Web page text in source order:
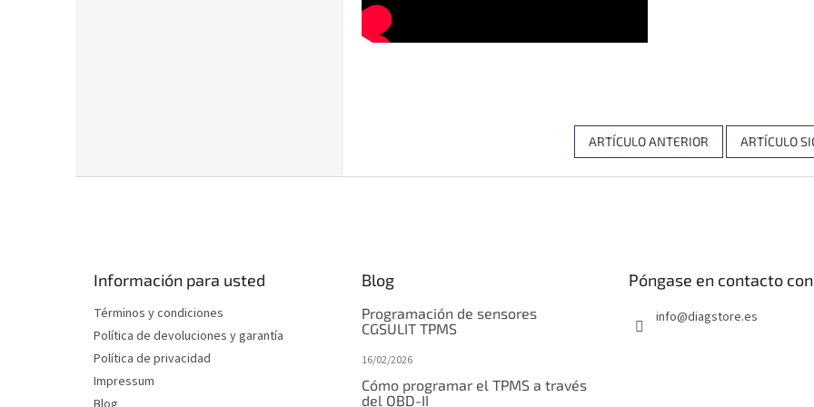
ARTÍCULO ANTERIOR ARTÍCULO
Información para usted
Términos y condiciones
Política de devoluciones y garantía
Política de privacidad
Impressum
Blog
Programación de sensores
CGSULIT TPMS
16/02/2026
Cómo programar el TPMS a través
del OBD-II
Póngase en contacto con
info@diagstore.es